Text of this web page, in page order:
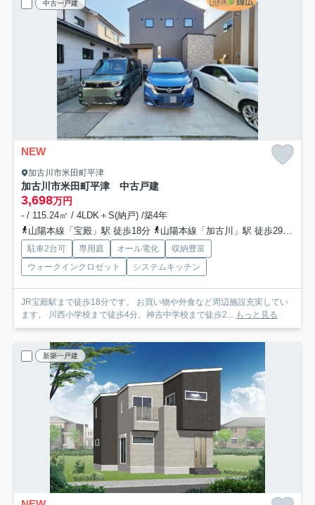
中古一戸建
NEW
加古川市米田町平津
加古川市米田町平津 中古戸建
3,698万円
- / 115.24㎡ / 4LDK＋S(納戸) /築4年
山陽本線「宝殿」駅 徒歩18分
山陽本線「加古川」駅 徒歩29分
駐車2台可 専用庭 オール電化
収納豊富
ウォークインクロゼット
システムキッチン
JR宝殿駅まで徒歩18分です。 お買い物や外食など周辺施設充実してい
ます。 川西小学校まで徒歩4分、神吉中学校まで徒歩2... もっと見る
新築一戸建